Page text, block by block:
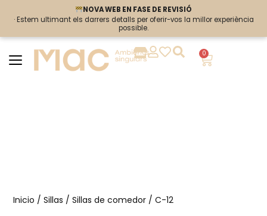
NOVA WEB EN FASE DE REVISIÓ
· Estem ultimant els darrers detalls per oferir-vos la millor experiència
possible.
NOVA WEB EN FASE DE REVISIÓ
· Estem ultimant els darrers detalls per oferir-vos la millor experiència
possible.
0
Inicio /Sillas /Sillas de comedor / C-12